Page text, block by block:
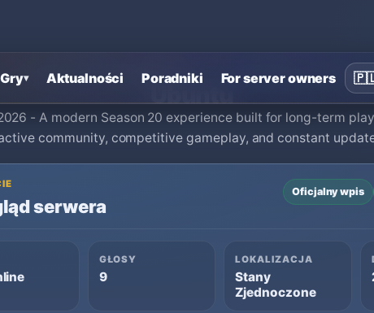
Gry▾ Aktualności Poradniki For server owners
Strona główna Prywatne serwery MU Online›Ubuntu
- A modern Season 20 experience built for long-term
community, competitive gameplay, and constant
serwera
Oficjalny wpis
GŁOSY
9
LOKALIZACJA
Stany
Zjednoczone